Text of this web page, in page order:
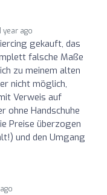
year ago
gekauft, das
falsche Maße
zu meinem alten
nicht möglich,
Verweis auf
ohne Handschuhe
Preise überzogen
und den Umgang